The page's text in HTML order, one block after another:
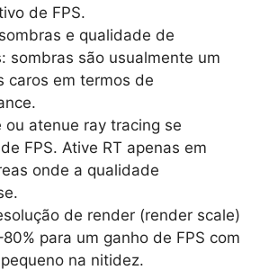
de FPS.
e qualidade de
sombras são usualmente um
caros em termos de
ou atenue ray tracing se
FPS. Ative RT apenas em
onde a qualidade
de render (render scale)
para um ganho de FPS com
na nitidez.